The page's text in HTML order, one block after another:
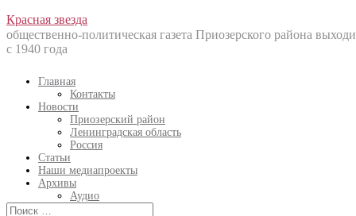
Перейти
к
содержанию
Красная звезда
общественно-политическая газета Приозерского района
с 1940 года
Главная
Контакты
Новости
Приозерский район
Ленинградская область
Россия
Статьи
Наши медиапроекты
Архивы
Аудио
Искать: